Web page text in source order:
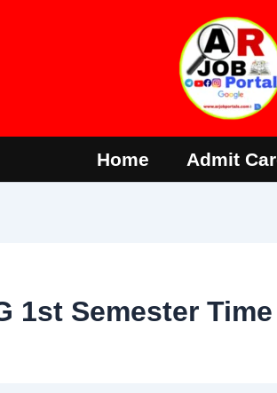
Home Admit
1st Semester